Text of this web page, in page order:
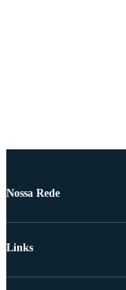
Nossa Rede
Links